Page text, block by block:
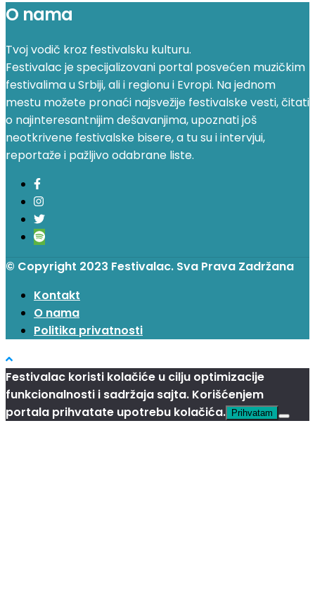
O nama
Tvoj vodič kroz festivalsku kulturu.
Festivalac je specijalizovani portal posvećen muzičkim
festivalima u Srbiji, ali i regionu i Evropi. Na jednom
mestu možete pronaći najsvežije festivalske vesti, čitati
o najinteresantnijim dešavanjima, upoznati još
neotkrivene festivalske bisere, a tu su i intervjui,
reportaže i pažljivo odabrane liste.
© Copyright 2023 Festivalac. Sva Prava Zadržana
Kontakt
O nama
Politika privatnosti
Festivalac koristi kolačiće u cilju optimizacije
funkcionalnosti i sadržaja sajta. Korišćenjem
portala prihvatate upotrebu kolačića. Prihvatam